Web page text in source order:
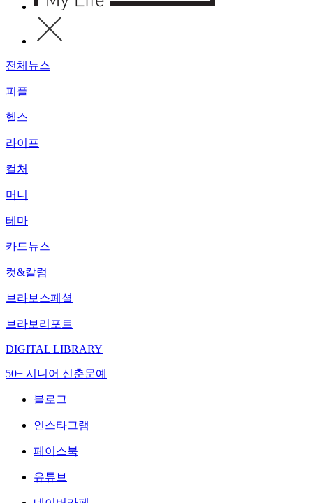
전체뉴스
피플
헬스
라이프
컬처
머니
테마
카드뉴스
컷&칼럼
브라보스페셜
브라보리포트
DIGITAL LIBRARY
50+ 시니어 신춘문예
블로그
인스타그램
페이스북
유튜브